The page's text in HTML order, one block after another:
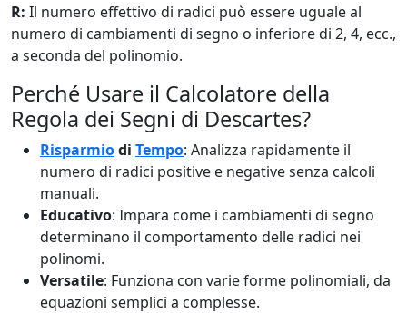
R: Il numero effettivo di radici può essere uguale al
numero di cambiamenti di segno o inferiore di 2, 4, ecc.,
a seconda del polinomio.
Perché Usare il Calcolatore della
Regola dei Segni di Descartes?
Risparmiodi Tempo: Analizza rapidamente il
numero di radici positive e negative senza calcoli
manuali.
Educativo: Impara come i cambiamenti di segno
determinano il comportamento delle radici nei
polinomi.
Versatile: Funziona con varie forme polinomiali, da
equazioni semplici a complesse.